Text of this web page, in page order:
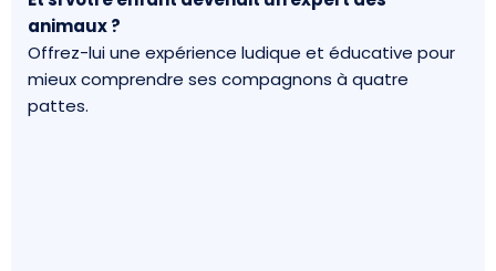
animaux ?
Offrez-lui une expérience ludique et éducative pour
mieux comprendre ses compagnons à quatre
pattes.